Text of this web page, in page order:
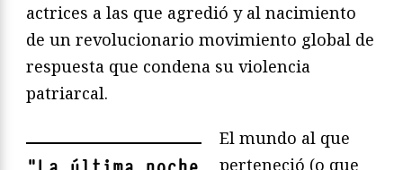
actrices a las que agredió y al nacimiento
de un revolucionario movimiento global de
respuesta que condena su violencia
patriarcal.
El mundo al que
perteneció (o que